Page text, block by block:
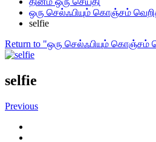
ஒரு செல்ஃபியும் கொஞ்சம்
selfie
Return to "ஒரு செல்ஃபியும் கொஞ்சம்
selfie
Previous